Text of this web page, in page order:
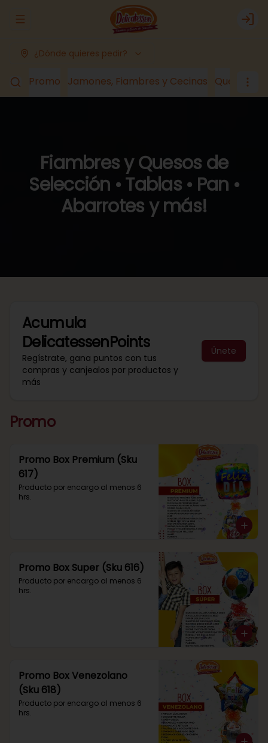
Abrir menu de navegación Login
¿Dónde quieres pedir?
Promo Jamones, Fiambres y Cecinas Quesos
Fiambres y Quesos de
Selección • Tablas • Pan •
Abarrotes y más!
Acumula
DelicatessenPoints
Regístrate, gana puntos con tus
compras y canjealos por productos y
más
Únete
Promo
Promo Box Premium (Sku
617)
Producto por encargo al menos 6
hrs.
Promo Box Super (Sku 616)
Producto por encargo al menos 6
hrs.
Promo Box Venezolano
(Sku 618)
Producto por encargo al menos 6
hrs.